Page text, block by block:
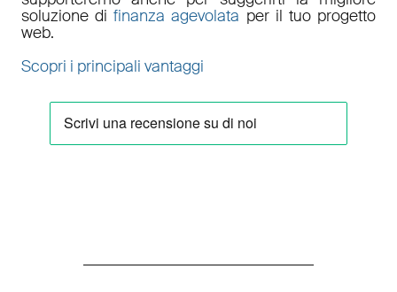
soluzione difinanza agevolata per il tuo progetto
web.
Scopri i principali vantaggi